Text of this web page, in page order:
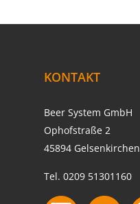
KONTAKT
Beer System GmbH
Ophofstraße 2
45894 Gelsenkirchen
Tel. 0209 51301160